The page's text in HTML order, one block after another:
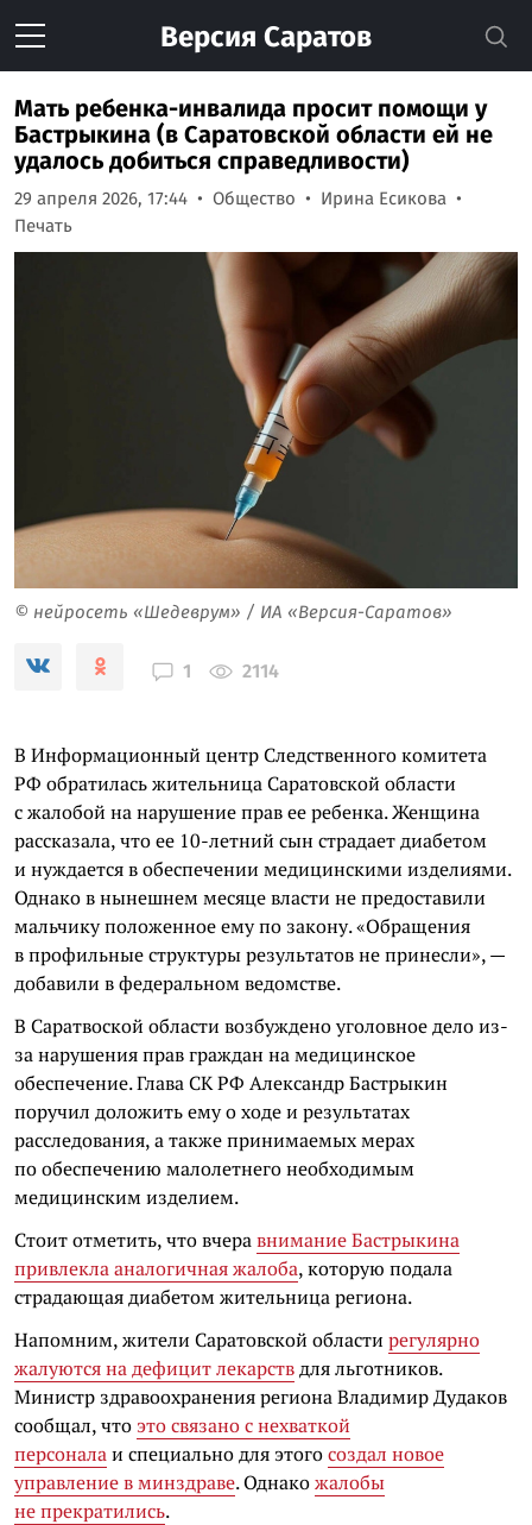
Версия Саратов
Мать ребенка-инвалида просит помощи у
Бастрыкина (в Саратовской области ей не
удалось добиться справедливости)
29 апреля 2026, 17:44 Общество
Ирина Есикова
Печать
© нейросеть «Шедеврум» / ИА «Версия-Саратов»
1 2114
В Информационный центр Следственного комитета
РФ обратилась жительница Саратовской области
с жалобой на нарушение прав ее ребенка. Женщина
рассказала, что ее 10-летний сын страдает диабетом
и нуждается в обеспечении медицинскими изделиями.
Однако в нынешнем месяце власти не предоставили
мальчику положенное ему по закону. «Обращения
в профильные структуры результатов не принесли», —
добавили в федеральном ведомстве.
В Саратвоской области возбуждено уголовное дело из-
за нарушения прав граждан на медицинское
обеспечение. Глава СК РФ Александр Бастрыкин
поручил доложить ему о ходе и результатах
расследования, а также принимаемых мерах
по обеспечению малолетнего необходимым
медицинским изделием.
Стоит отметить, что вчеравнимание Бастрыкина
привлекла аналогичная жалоба, которую подала
страдающая диабетом жительница региона.
Напомним, жители Саратовской области регулярно
жалуются на дефицит лекарствдля льготников.
Министр здравоохранения региона Владимир Дудаков
сообщал, что это связано с нехваткой
персоналаи специально для этогосоздал новое
управление в минздраве.Однакожалобы
не прекратились.